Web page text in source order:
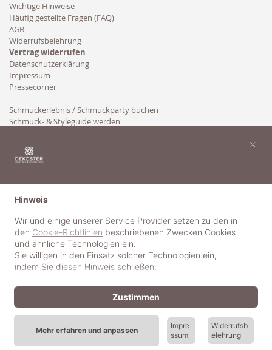
Wichtige Hinweise
Häufig gestellte Fragen (FAQ)
AGB
Widerrufsbelehrung
Vertrag widerrufen
Datenschutzerklärung
Impressum
Pressecorner
Schmuckerlebnis / Schmuckparty buchen
Schmuck- & Styleguide werden
© 2018-2025 dekoster GmbH
Hinweis
Wir und einige unserer Service Provider setzen zu den in
den Cookie-Richtlinien beschriebenen Zwecken Cookies
und ähnliche Technologien ein.
Sie willigen in den Einsatz solcher Technologien ein,
indem Sie diesen Hinweis schließen.
Mehr erfahren und anpassen
Impre
ssum
Widerrufsb
elehrung
Zustimmen
×